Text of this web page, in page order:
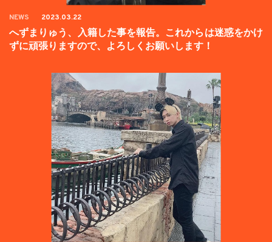
NEWS 2023.03.22
へずまりゅう、入籍した事を報告。これからは迷惑をかけ
ずに頑張りますので、よろしくお願いします！